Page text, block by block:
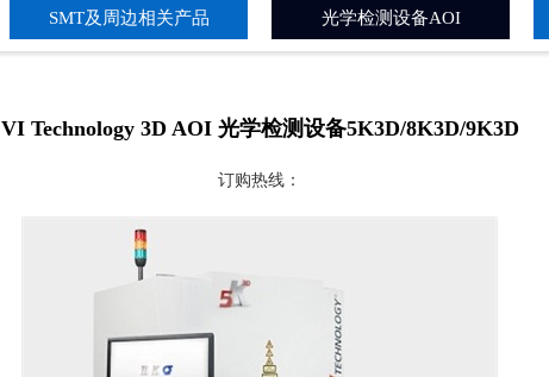
SMT及周边相关产品 光学检测设备AOI
VI Technology 3D AOI 光学检测设备5K3D/8K3D/9K3D
订购热线：